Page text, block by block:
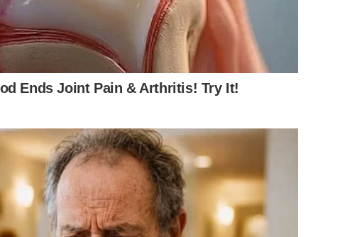
Ends Joint Pain & Arthritis! Try It!